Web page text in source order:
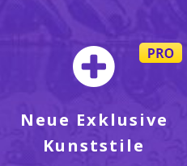
Neue Exklusive
Kunststile